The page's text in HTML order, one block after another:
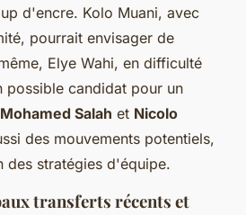
d'encre. Kolo Muani, avec
pourrait envisager de
Elye Wahi, en difficulté
possible candidat pour un
Mohamed Salah et Nicolo
des mouvements potentiels,
des stratégies d'équipe.
transferts récents et